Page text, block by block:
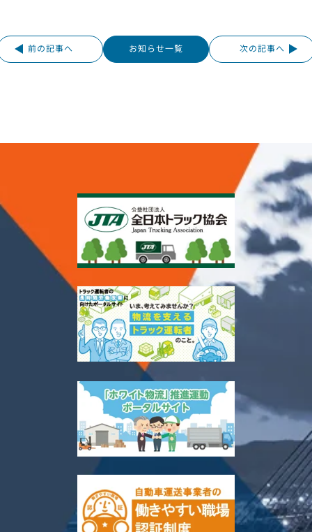
前の記事へ お知らせ一覧 次の記事へ